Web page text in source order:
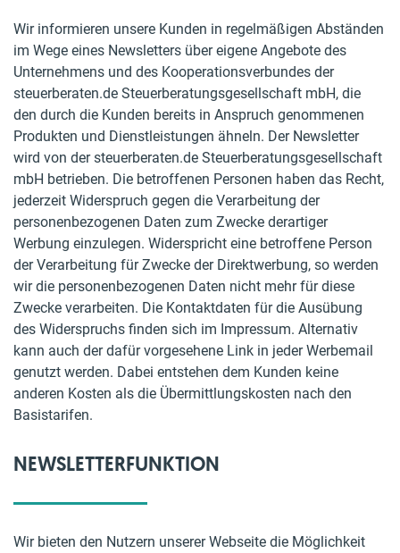
Wir informieren unsere Kunden in regelmäßigen Abständen
im Wege eines Newsletters über eigene Angebote des
Unternehmens und des Kooperationsverbundes der
steuerberaten.de Steuerberatungsgesellschaft mbH, die
den durch die Kunden bereits in Anspruch genommenen
Produkten und Dienstleistungen ähneln. Der Newsletter
wird von der steuerberaten.de Steuerberatungsgesellschaft
mbH betrieben. Die betroffenen Personen haben das Recht,
jederzeit Widerspruch gegen die Verarbeitung der
personenbezogenen Daten zum Zwecke derartiger
Werbung einzulegen. Widerspricht eine betroffene Person
der Verarbeitung für Zwecke der Direktwerbung, so werden
wir die personenbezogenen Daten nicht mehr für diese
Zwecke verarbeiten. Die Kontaktdaten für die Ausübung
des Widerspruchs finden sich im Impressum. Alternativ
kann auch der dafür vorgesehene Link in jeder Werbemail
genutzt werden. Dabei entstehen dem Kunden keine
anderen Kosten als die Übermittlungskosten nach den
Basistarifen.
NEWSLETTERFUNKTION
Wir bieten den Nutzern unserer Webseite die Möglichkeit